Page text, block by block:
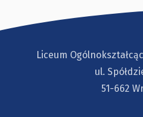
Liceum
ul.
51-662